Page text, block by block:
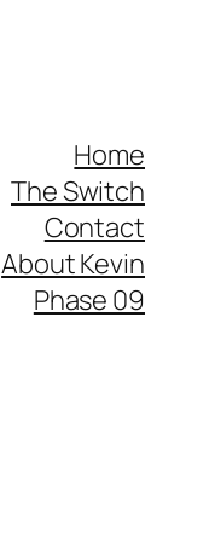
Home
The Switch
Contact
About Kevin
Phase 09